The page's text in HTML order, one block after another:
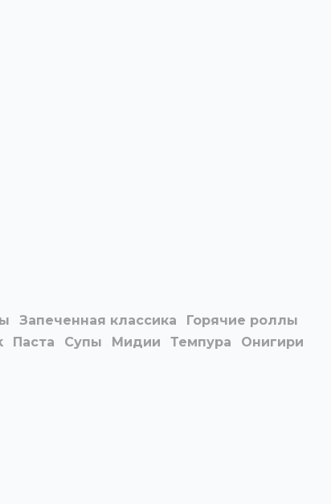
Запеченная классика
Горячие роллы
Паста Супы Мидии Темпура
Онигири